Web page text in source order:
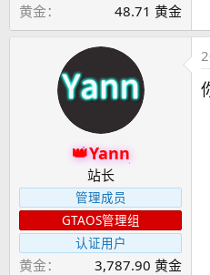
黄金 48.71 黄金
Yann
站长
管理成员
GTAOS管理组
认证用户
黄金 3,787.90 黄金